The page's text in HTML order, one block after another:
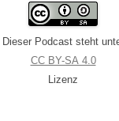
Dieser Podcast steht
CC BY-SA 4.0
Lizenz